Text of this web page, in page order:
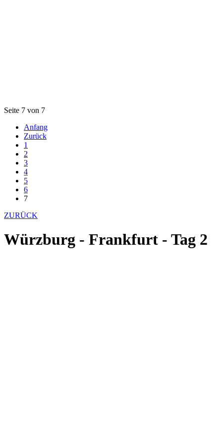
Seite 7 von 7
Anfang
Zurück
1
2
3
4
5
6
7
ZURÜCK
Würzburg - Frankfurt - Tag 2